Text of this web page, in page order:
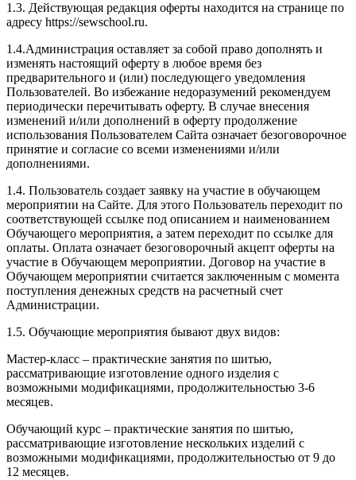
1.3. Действующая редакция оферты находится на странице по
адресу https://sewschool.ru.
1.4.Администрация оставляет за собой право дополнять и
изменять настоящий оферту в любое время без
предварительного и (или) последующего уведомления
Пользователей. Во избежание недоразумений рекомендуем
периодически перечитывать оферту. В случае внесения
изменений и/или дополнений в оферту продолжение
использования Пользователем Сайта означает безоговорочное
принятие и согласие со всеми изменениями и/или
дополнениями.
1.4. Пользователь создает заявку на участие в обучающем
мероприятии на Сайте. Для этого Пользователь переходит по
соответствующей ссылке под описанием и наименованием
Обучающего мероприятия, а затем переходит по ссылке для
оплаты. Оплата означает безоговорочный акцепт оферты на
участие в Обучающем мероприятии. Договор на участие в
Обучающем мероприятии считается заключенным с момента
поступления денежных средств на расчетный счет
Администрации.
1.5. Обучающие мероприятия бывают двух видов:
Мастер-класс – практические занятия по шитью,
рассматривающие изготовление одного изделия с
возможными модификациями, продолжительностью 3-6
месяцев.
Обучающий курс – практические занятия по шитью,
рассматривающие изготовление нескольких изделий с
возможными модификациями, продолжительностью от 9 до
12 месяцев.